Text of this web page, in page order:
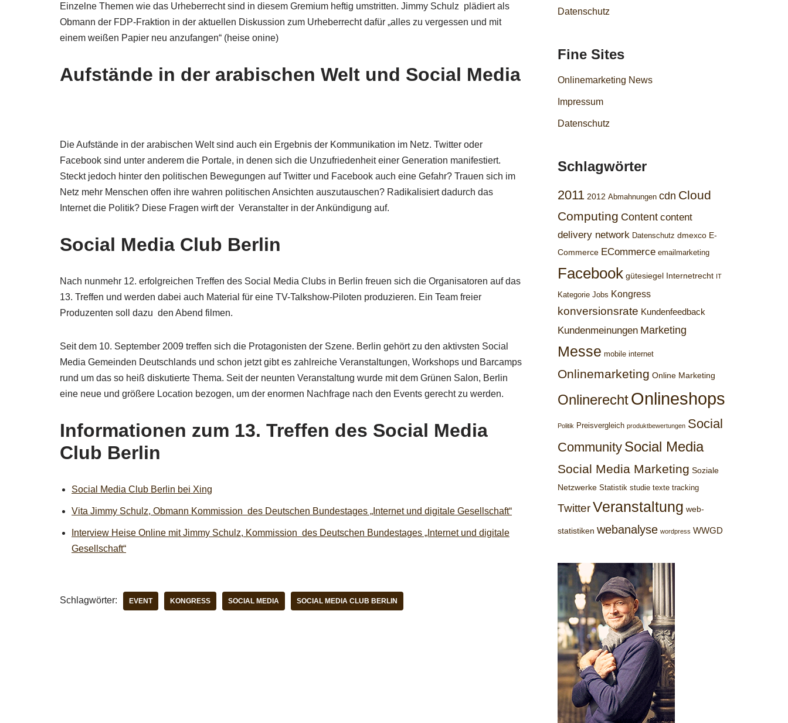
Einzelne Themen wie das Urheberrecht sind in diesem Gremium heftig umstritten. Jimmy Schulz plädiert als
Obmann der FDP-Fraktion in der aktuellen Diskussion zum Urheberrecht dafür „alles zu vergessen und mit
einem weißen Papier neu anzufangen“ (heise onine)
Aufstände in der arabischen Welt und Social Media
Die Aufstände in der arabischen Welt sind auch ein Ergebnis der Kommunikation im Netz. Twitter oder
Facebook sind unter anderem die Portale, in denen sich die Unzufriedenheit einer Generation manifestiert.
Steckt jedoch hinter den politischen Bewegungen auf Twitter und Facebook auch eine Gefahr? Trauen sich im
Netz mehr Menschen offen ihre wahren politischen Ansichten auszutauschen? Radikalisiert dadurch das
Internet die Politik? Diese Fragen wirft der Veranstalter in der Ankündigung auf.
Social Media Club Berlin
Nach nunmehr 12. erfolgreichen Treffen des Social Media Clubs in Berlin freuen sich die Organisatoren auf das
13. Treffen und werden dabei auch Material für eine TV-Talkshow-Piloten produzieren. Ein Team freier
Produzenten soll dazu den Abend filmen.
Seit dem 10. September 2009 treffen sich die Protagonisten der Szene. Berlin gehört zu den aktivsten Social
Media Gemeinden Deutschlands und schon jetzt gibt es zahlreiche Veranstaltungen, Workshops und Barcamps
rund um das so heiß diskutierte Thema. Seit der neunten Veranstaltung wurde mit dem Grünen Salon, Berlin
eine neue und größere Location bezogen, um der enormen Nachfrage nach den Events gerecht zu werden.
Informationen zum 13. Treffen des Social Media
Club Berlin
Social Media Club Berlin bei Xing
Vita Jimmy Schulz, Obmann Kommission des Deutschen Bundestages „Internet und digitale Gesellschaft“
Interview Heise Online mit Jimmy Schulz, Kommission des Deutschen Bundestages „Internet und digitale
Gesellschaft“
Schlagwörter: EVENT KONGRESS SOCIAL MEDIA SOCIAL MEDIA CLUB BERLIN
Datenschutz
Fine Sites
Onlinemarketing News
Impressum
Datenschutz
Schlagwörter
2011 2012 Abmahnungen cdn Cloud
Computing Content content
delivery network Datenschutz dmexco E-
Commerce ECommerce emailmarketing
Facebook gütesiegel Internetrecht IT
Kategorie Jobs Kongress
konversionsrate Kundenfeedback
Kundenmeinungen Marketing
Messe mobile internet
Onlinemarketing Online Marketing
OnlinerechtOnlineshops
Politik Preisvergleich produktbewertungen Social
Community Social Media
Social Media Marketing Soziale
Netzwerke Statistik studie texte tracking
TwitterVeranstaltung web-
statistiken webanalyse wordpress WWGD